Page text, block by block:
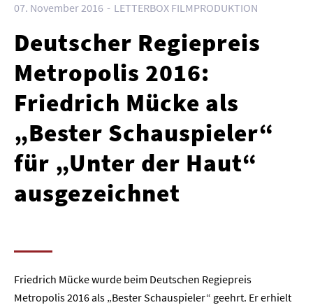
07. November 2016 LETTERBOX FILMPRODUKTION
Deutscher Regiepreis
Metropolis 2016:
Friedrich Mücke als
„Bester Schauspieler“
für „Unter der Haut“
ausgezeichnet
Friedrich Mücke wurde beim Deutschen Regiepreis
Metropolis 2016 als „Bester Schauspieler“ geehrt. Er erhielt